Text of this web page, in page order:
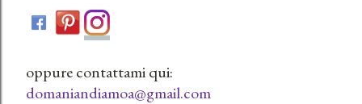
oppure contattami qui:
domaniandiamoa@gmail.com